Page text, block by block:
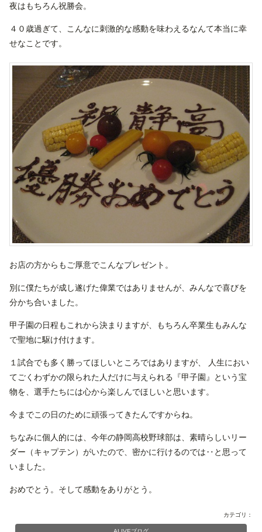
夜はもちろん祝勝会。
４０歳過ぎて、こんなに刺激的な感動を味わえるなんて本当に幸
せなことです。
お店の方からもご厚意でこんなプレゼント。
別に僕たちが成し遂げた偉業ではありませんが、みんなで喜びを
分かち合いました。
甲子園の日程もこれから決まりますが、もちろん卒業生もみんな
で聖地に駆け付けます。
１試合でも多く勝ってほしいところではありますが、 人生におい
てごくわずかの限られた人だけに与えられる『甲子園』という宝
物を、選手たちには心から楽しんでほしいと思います。
今までこの日のために頑張ってきたんですからね。
ちなみに個人的には、今年の静岡高校野球部は、素晴らしいリー
ダー（キャプテン）がいたので、密かに行けるのでは‥と思って
いました。
おめでとう。そして感動をありがとう。
カテゴリ：